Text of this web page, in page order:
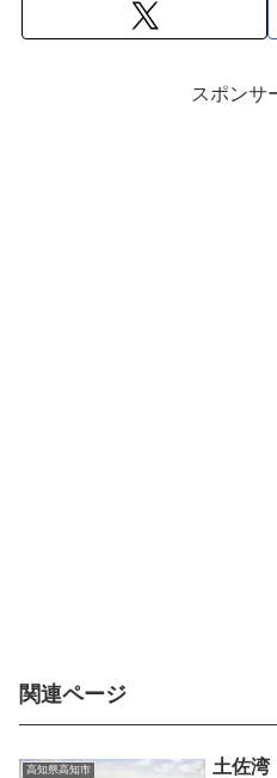
スポンサ
関連ページ
高知県高知市
土佐湾